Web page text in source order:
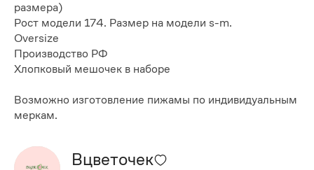
размера)
Рост модели 174. Размер на модели s-m.
Oversize
Производство РФ
Хлопковый мешочек в наборе
Возможно изготовление пижамы по индивидуальным
меркам.
Вцветочек